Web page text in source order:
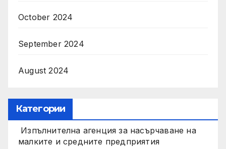
October 2024
September 2024
August 2024
Категории
Изпълнителна агенция за насърчаване на
малките и средните предприятия